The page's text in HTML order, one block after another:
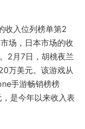
收入位列榜单第2
场，日本市场的收
2月7日，胡桃夜兰
万美元。该游戏从
手游畅销榜榜
是今年以来收入表